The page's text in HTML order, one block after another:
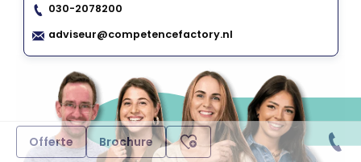
Offerte Brochure
030-2078200
adviseur@competencefactory.nl